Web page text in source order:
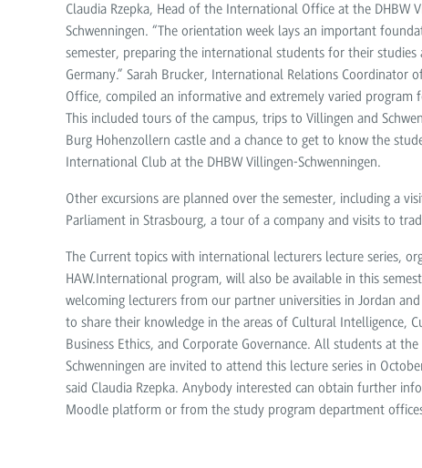
Claudia Rzepka, Head of the International Office at the DHBW
Schwenningen. “The orientation week lays an important
semester, preparing the international students for their studies
Germany.” Sarah Brucker, International Relations Coordinator
Office, compiled an informative and extremely varied program
This included tours of the campus, trips to Villingen and
Burg Hohenzollern castle and a chance to get to know the
International Club at the DHBW Villingen-Schwenningen.
Other excursions are planned over the semester, including a
Parliament in Strasbourg, a tour of a company and visits to
The Current topics with international lecturers lecture series,
HAW.International program, will also be available in this
welcoming lecturers from our partner universities in Jordan and
to share their knowledge in the areas of Cultural Intelligence,
Business Ethics, and Corporate Governance. All students at the
Schwenningen are invited to attend this lecture series in
said Claudia Rzepka. Anybody interested can obtain further
Moodle platform or from the study program department